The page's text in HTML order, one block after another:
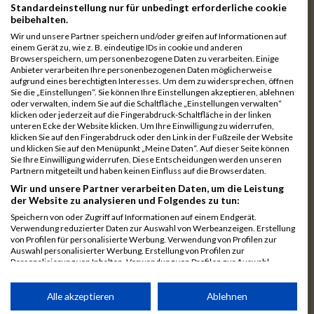
288
Engel
452
Wahl
00:31:14.2
374
Maurer
00:31:16.9
325
Jank 00:31:27.5
02:38:23
463
Wenzel
00:31:28.4
432
Schwarz
00:31:33.6
271
Brücker
00:31:49.5
Weiss
252
Bast 00:32:08.7
340
Korsa
00:32:14.1
275
Conde
00:32:26.2
Schramm
00:33:14.3
Standardeinstellung nur für unbedingt erforderliche cookie
beibehalten.
Wir und unsere Partner speichern und/oder greifen auf Informationen auf
einem Gerät zu, wie z. B. eindeutige IDs in cookie und anderen
Browserspeichern, um personenbezogene Daten zu verarbeiten. Einige
Anbieter verarbeiten Ihre personenbezogenen Daten möglicherweise
aufgrund eines berechtigten Interesses. Um dem zu widersprechen, öffnen
Sie die „Einstellungen“. Sie können Ihre Einstellungen akzeptieren, ablehnen
oder verwalten, indem Sie auf die Schaltfläche „Einstellungen verwalten“
klicken oder jederzeit auf die Fingerabdruck-Schaltfläche in der linken
unteren Ecke der Website klicken. Um Ihre Einwilligung zu widerrufen,
klicken Sie auf den Fingerabdruck oder den Link in der Fußzeile der Website
und klicken Sie auf den Menüpunkt „Meine Daten“. Auf dieser Seite können
Sie Ihre Einwilligung widerrufen. Diese Entscheidungen werden unseren
Partnern mitgeteilt und haben keinen Einfluss auf die Browserdaten.
Wir und unsere Partner verarbeiten Daten, um die Leistung
der Website zu analysieren und Folgendes zu tun:
Speichern von oder Zugriff auf Informationen auf einem Endgerät.
Verwendung reduzierter Daten zur Auswahl von Werbeanzeigen. Erstellung
von Profilen für personalisierte Werbung. Verwendung von Profilen zur
Auswahl personalisierter Werbung. Erstellung von Profilen zur
Personalisierung von Inhalten. Verwendung von Profilen zur Auswahl
Performance von Inhalten. Analyse von Zielgruppen durch Statistiken oder
Kombinationen von Daten aus verschiedenen Quellen. Entwicklung und
Alle akzeptieren Ablehnen